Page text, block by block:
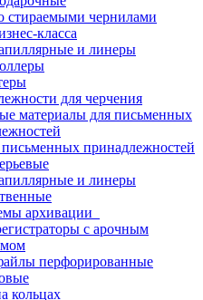
стираемыми чернилами
класса
и линеры
для черчения
материалы для письменных
принадлежностей
и линеры
архивации
с арочным
перфорированные
кольцах